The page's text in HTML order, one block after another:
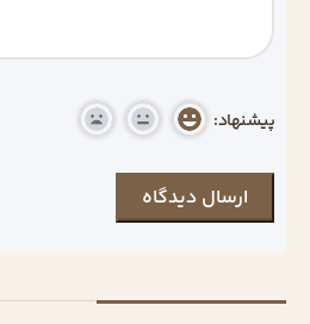
پیشنهاد: